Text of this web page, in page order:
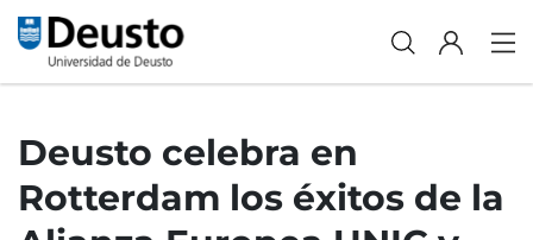
Deusto celebra en
Rotterdam los éxitos de la